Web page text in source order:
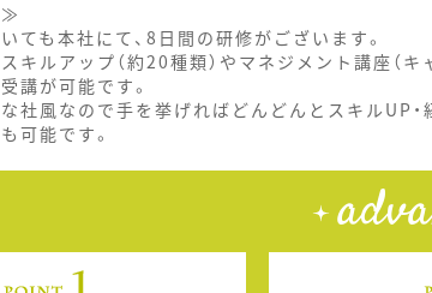
≫
ても本社にて、8日間の研修がございます。
キルアップ（約20種類）やマネジメント講座（キ
講が可能です。
社風なので手を挙げればどんどんとスキルUP・
可能です。